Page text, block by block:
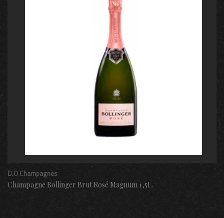
D.O Champagnes
Champagne Bollinger Brut Rosé Magnum 1,5L.